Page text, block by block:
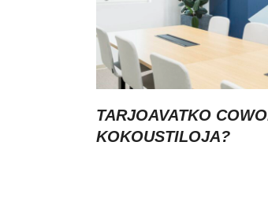
TARJOAVATKO
KOKOUSTILOJA?